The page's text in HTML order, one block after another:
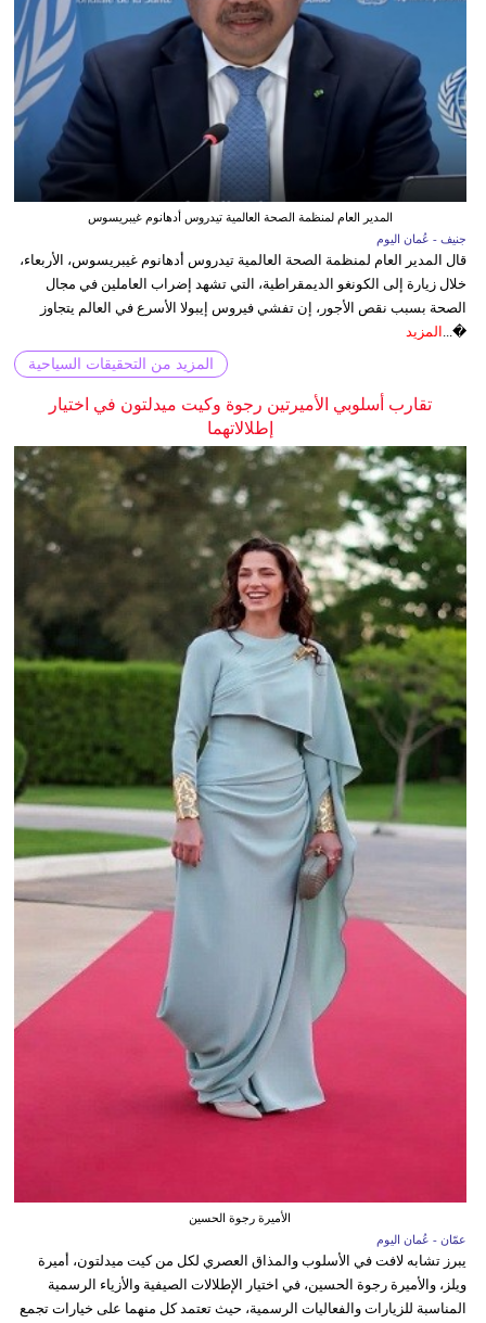
المدير العام لمنظمة الصحة العالمية تيدروس أدهانوم غيبريسوس
جنيف - عُمان اليوم
قال المدير العام لمنظمة الصحة العالمية تيدروس أدهانوم غيبريسوس، الأربعاء،
خلال زيارة إلى الكونغو الديمقراطية، التي تشهد إضراب العاملين في مجال
الصحة بسبب نقص الأجور، إن تفشي فيروس إيبولا الأسرع في العالم يتجاوز
�... المزيد
المزيد من التحقيقات السياحية
تقارب أسلوبي الأميرتين رجوة وكيت ميدلتون في اختيار
إطلالاتهما
الأميرة رجوة الحسين
عمّان - عُمان اليوم
يبرز تشابه لافت في الأسلوب والمذاق العصري لكل من كيت ميدلتون، أميرة
ويلز، والأميرة رجوة الحسين، في اختيار الإطلالات الصيفية والأزياء الرسمية
المناسبة للزيارات والفعاليات الرسمية، حيث تعتمد كل منهما على خيارات تجمع